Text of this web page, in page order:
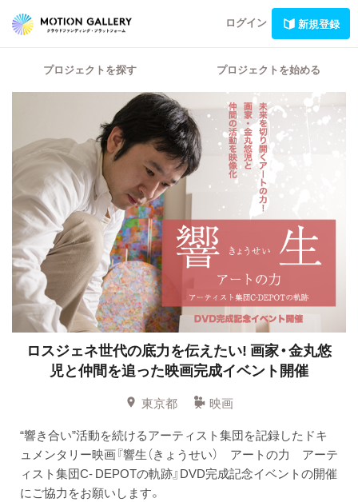
ログイン 新規登録
プロジェクトを探す プロジェクトを始める
ロスジェネ世代の底力を伝えたい! 画家・金丸悠
児と仲間を追った映画完成イベント開催
東京都
映画
“響き合い”活動を続けるアーティスト集団を記録したドキ
ュメンタリー映画『響生（きょうせい） アートの力 アーテ
ィスト集団C- DEPOTの軌跡』DVD完成記念イベントの開催
にご協力をお願いします。